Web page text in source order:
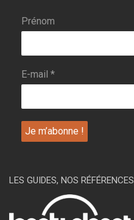
Prénom
E-mail *
LES GUIDES, NOS RÉFÉRENCES